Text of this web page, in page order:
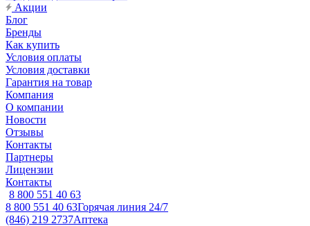
Акции
Блог
Бренды
Как купить
Условия оплаты
Условия доставки
Гарантия на товар
Компания
О компании
Новости
Отзывы
Контакты
Партнеры
Лицензии
Контакты
8 800 551 40 63
8 800 551 40 63Горячая линия 24/7
(846) 219 2737Аптека